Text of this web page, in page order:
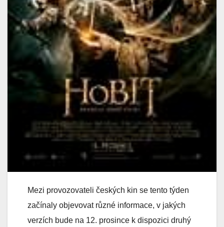
Mezi provozovateli českých kin se tento týden
začínaly objevovat různé informace, v jakých
verzích bude na 12. prosince k dispozici druhý